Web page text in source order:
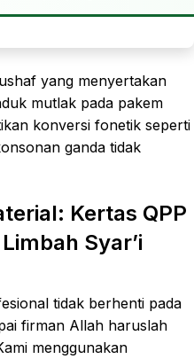
yang menyertakan
mutlak pada pakem
konversi fonetik seperti
ganda tidak
Kertas QPP
Syar’i
tidak berhenti pada
firman Allah haruslah
menggunakan